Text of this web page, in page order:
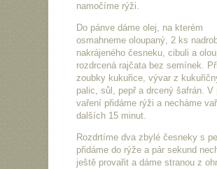
namočíme rýži.
Do pánve dáme olej, na kterém
osmahneme oloupaný, 2 ks
nakrájeného česneku, cibuli a
rozdrcená rajčata bez semínek.
zoubky kukuřice, vývar z
palic, sůl, pepř a drcený šafrán. V
vaření přidáme rýži a necháme
dalších 15 minut.
Rozdrtíme dva zbylé česneky s
přidáme do rýže a pár sekund
ještě provařit a dáme stranou z